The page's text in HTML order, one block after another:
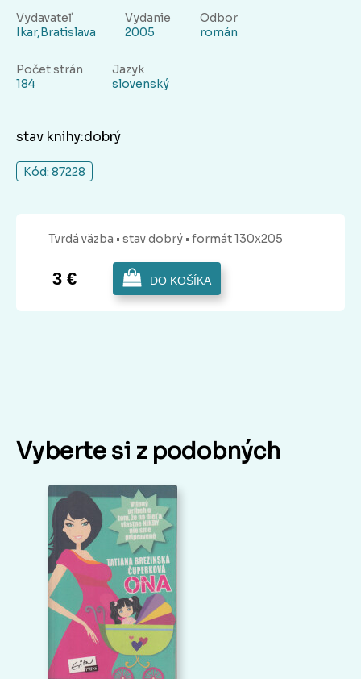
Vydavateľ
Ikar,Bratislava
Vydanie
2005
Odbor
román
Počet strán
184
Jazyk
slovenský
stav knihy:dobrý
Kód: 87228
Tvrdá väzba • stav dobrý • formát 130x205
3 € DO KOŠÍKA
Vyberte si z podobných